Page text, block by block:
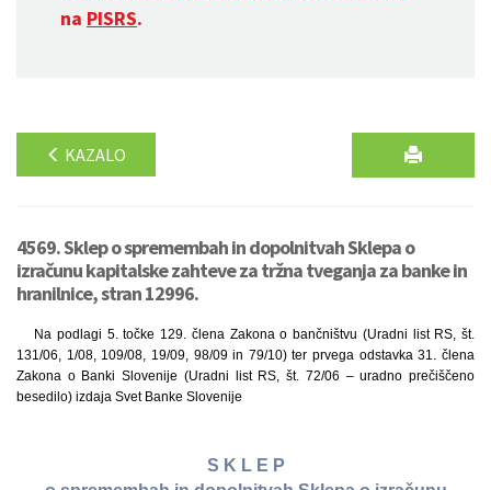
na PISRS.
KAZALO
4569. Sklep o spremembah in dopolnitvah Sklepa o
izračunu kapitalske zahteve za tržna tveganja za banke in
hranilnice, stran 12996.
Na podlagi 5. točke 129. člena Zakona o bančništvu (Uradni list RS, št.
131/06, 1/08, 109/08, 19/09, 98/09 in 79/10) ter prvega odstavka 31. člena
Zakona o Banki Slovenije (Uradni list RS, št. 72/06 – uradno prečiščeno
besedilo) izdaja Svet Banke Slovenije
S K L E P